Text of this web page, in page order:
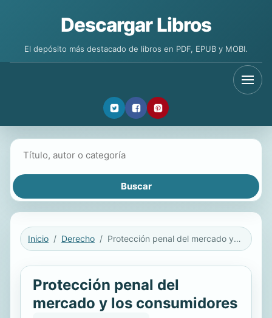
Descargar Libros
El depósito más destacado de libros en PDF, EPUB y MOBI.
Inicio Derecho Protección penal del mercado y los consumidores
Protección penal del
mercado y los consumidores